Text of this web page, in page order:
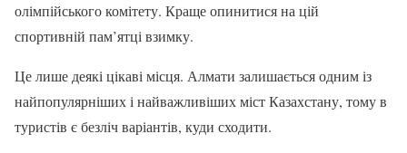
олімпійського комітету. Краще опинитися на цій
спортивній пам’ятці взимку.
Це лише деякі цікаві місця. Алмати залишається одним із
найпопулярніших і найважливіших міст Казахстану, тому в
туристів є безліч варіантів, куди сходити.